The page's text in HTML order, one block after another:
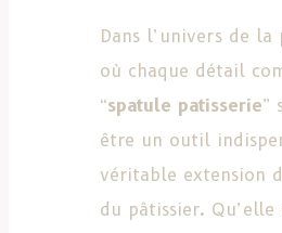
Dans l’univers de la
où chaque détail
“spatule patisserie”
être un outil
véritable extension
du pâtissier. Qu’elle